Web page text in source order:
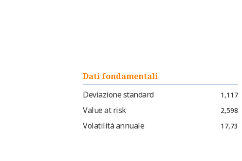
Dati fondamentali
Deviazione standard
1,117
Value at risk 2,598
Volatilità annuale 17,73